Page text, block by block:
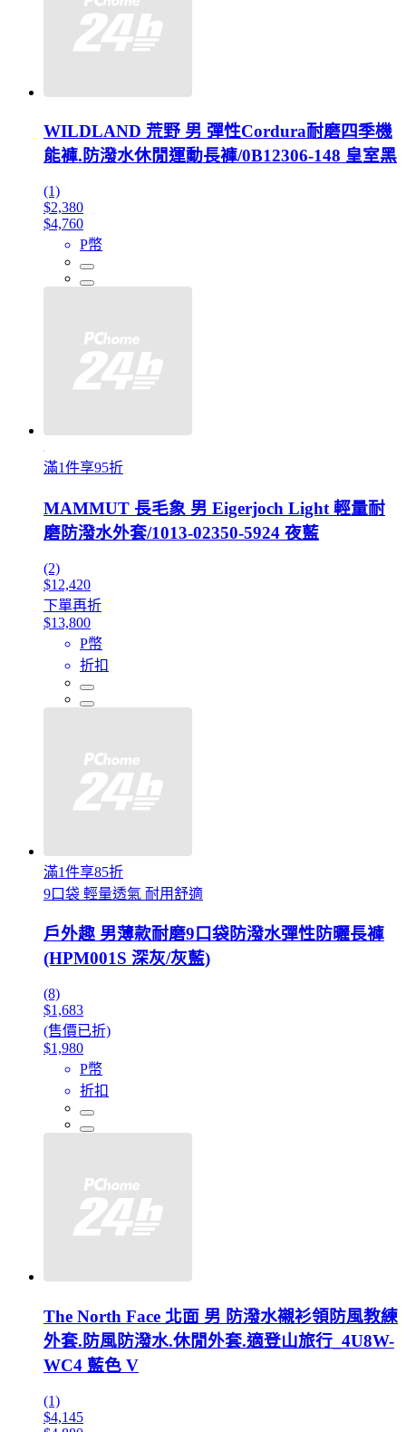
WILDLAND 荒野 男 彈性Cordura耐磨四季機
能褲.防潑水休閒運動長褲/0B12306-148 皇室黑
(1)
$2,380
$4,760
P幣
滿1件享95折
MAMMUT 長毛象 男 Eigerjoch Light 輕量耐
磨防潑水外套/1013-02350-5924 夜藍
(2)
$12,420
下單再折
$13,800
P幣
折扣
滿1件享85折
9口袋 輕量透氣 耐用舒適
戶外趣 男薄款耐磨9口袋防潑水彈性防曬長褲
(HPM001S 深灰/灰藍)
(8)
$1,683
(售價已折)
$1,980
P幣
折扣
The North Face 北面 男 防潑水襯衫領防風教練
外套.防風防潑水.休閒外套.適登山旅行_4U8W-
WC4 藍色 V
(1)
$4,145